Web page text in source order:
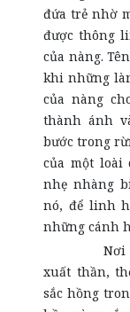
đứa trẻ nhờ
được thông
của nàng.
khi những
của nàng
thành ánh
bước trong
của một loài
nhẹ nhàng
nó, để linh
những cánh
Nơi đây
xuất thần,
sắc hồng